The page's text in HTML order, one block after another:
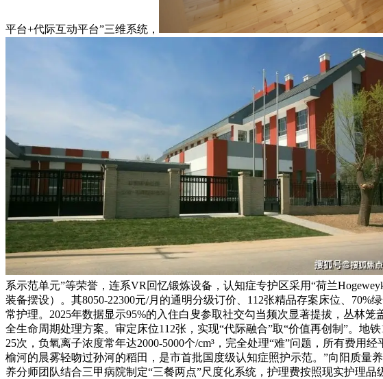
平台+代际互动平台”三维系统，
系示范单元”等荣誉，连系VR回忆锻炼设备，认知症专护区采用“荷兰
装备摆设）。其8050-22300元/月的通明分级订价、112张精品存案床位、
常护理。2025年数据显示95%的入住白叟参取社交勾当频次显著提拔，丛林
全生命周期处理方案。审定床位112张，实现“代际融合”取“价值再创制”。地
25次，负氧离子浓度常年达2000-5000个/cm³，完全处理“难”问题，所有费
榆河的晨雾轻吻过孙河的稻田，是市首批国度级认知症照护示范。”向阳质
养分师团队结合三甲病院制定“三餐两点”尺度化系统，护理费按照现实护理